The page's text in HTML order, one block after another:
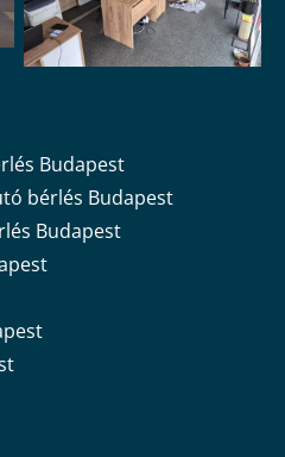
Budapest
bérlés Budapest
Budapest